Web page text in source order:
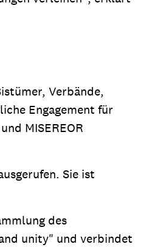
Verbände,
Engagement für
MISEREOR
Sie ist
des
unity" und verbindet